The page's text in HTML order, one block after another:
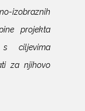
izobraznih
projekta
ciljevima
za njihovo